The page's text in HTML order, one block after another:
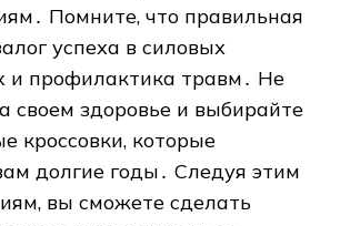
Помните, что правильная
успеха в силовых
и профилактика травм․ Не
своем здоровье и выбирайте
кроссовки, которые
долгие годы․ Следуя этим
вы сможете сделать